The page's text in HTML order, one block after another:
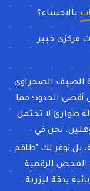
بالاحساء؟
الصيف الصحراوي
أقصى الحدود؛ مما
طوارئ لا تحتمل
نحن في
بل نوفر لك "طاقم
الرقمية
بدقة ليزرية.